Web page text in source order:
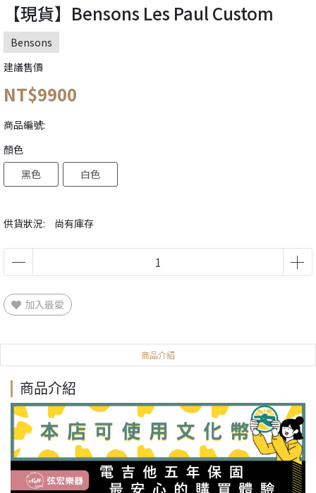
【現貨】Bensons Les Paul Custom
Bensons
建議售價
NT$9900
商品編號:
供貨狀況: 尚有庫存
顏色
黑色
白色
加入最愛
商品介紹
商品介紹